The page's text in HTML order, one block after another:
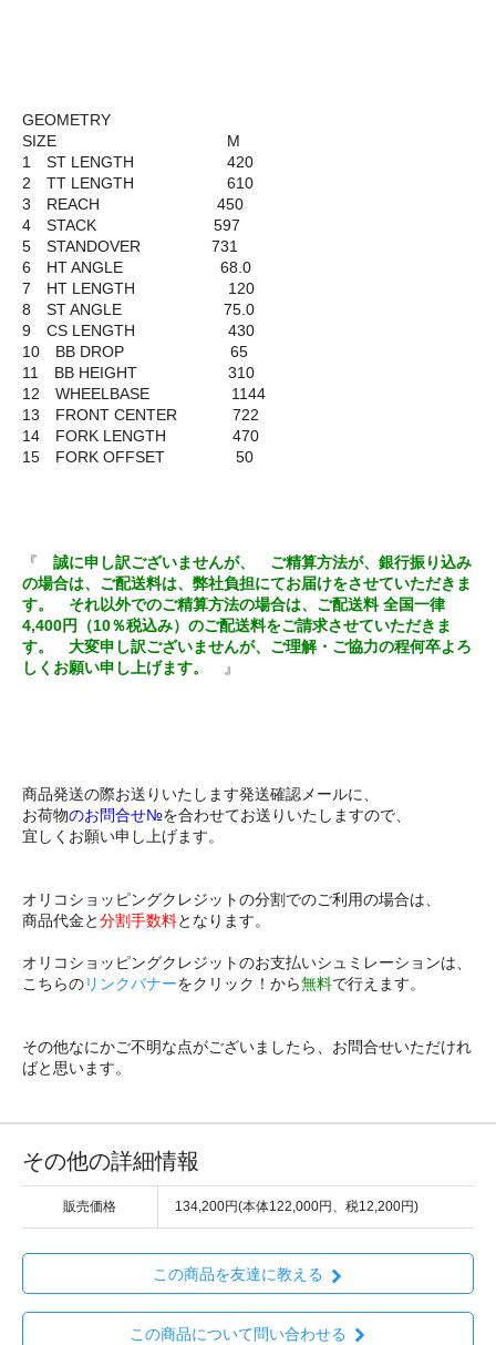
GEOMETRY
SIZE M
1 ST LENGTH 420
2 TT LENGTH 610
3 REACH 450
4 STACK 597
5 STANDOVER 731
6 HT ANGLE 68.0
7 HT LENGTH 120
8 ST ANGLE 75.0
9 CS LENGTH 430
10 BB DROP 65
11 BB HEIGHT 310
12 WHEELBASE 1144
13 FRONT CENTER 722
14 FORK LENGTH 470
15 FORK OFFSET 50
『
誠に申し訳ございませんが、 ご精算方法が、銀行振り込み
の場合は、ご配送料は、弊社負担にてお届けをさせていただきま
す。 それ以外でのご精算方法の場合は、ご配送料 全国一律
4,400円（10％税込み）のご配送料をご請求させていただきま
す。 大変申し訳ございませんが、ご理解・ご協力の程何卒よろ
しくお願い申し上げます。
』
商品発送の際お送りいたします発送確認メールに、
お荷物のお問合せ№を合わせてお送りいたしますので、
宜しくお願い申し上げます。
オリコショッピングクレジットの分割でのご利用の場合は、
商品代金と分割手数料となります。
オリコショッピングクレジットのお支払いシュミレーションは、
こちらのリンクバナーをクリック！から無料で行えます。
その他なにかご不明な点がございましたら、お問合せいただけれ
ばと思います。
その他の詳細情報
販売価格 134,200円(本体122,000円、税12,200円)
この商品を友達に教える
この商品について問い合わせる